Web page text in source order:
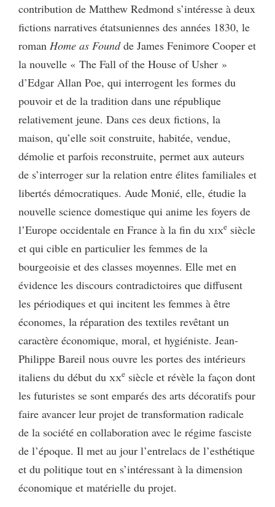
contribution de Matthew Redmond s’intéresse à deux
fictions narratives étatsuniennes des années 1830, le
roman Home as Foundde James Fenimore Cooper et
la nouvelle « The Fall of the House of Usher »
d’Edgar Allan Poe, qui interrogent les formes du
pouvoir et de la tradition dans une république
relativement jeune. Dans ces deux fictions, la
maison, qu’elle soit construite, habitée, vendue,
démolie et parfois reconstruite, permet aux auteurs
de s’interroger sur la relation entre élites familiales et
libertés démocratiques. Aude Monié, elle, étudie la
nouvelle science domestique qui anime les foyers de
l’Europe occidentale en France à la fin du xixe siècle
et qui cible en particulier les femmes de la
bourgeoisie et des classes moyennes. Elle met en
évidence les discours contradictoires que diffusent
les périodiques et qui incitent les femmes à être
économes, la réparation des textiles revêtant un
caractère économique, moral, et hygiéniste. Jean-
Philippe Bareil nous ouvre les portes des intérieurs
italiens du début du xxe siècle et révèle la façon dont
les futuristes se sont emparés des arts décoratifs pour
faire avancer leur projet de transformation radicale
de la société en collaboration avec le régime fasciste
de l’époque. Il met au jour l’entrelacs de l’esthétique
et du politique tout en s’intéressant à la dimension
économique et matérielle du projet.